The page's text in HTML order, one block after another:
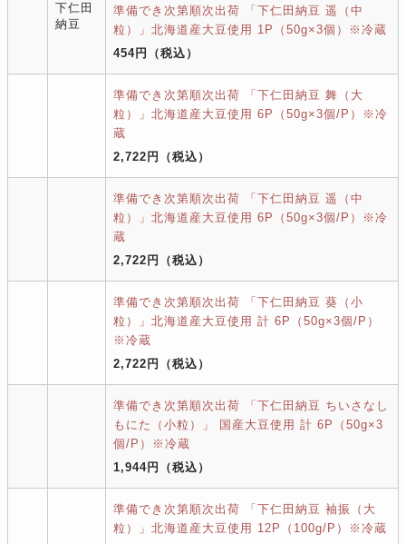
下仁田
納豆
準備でき次第順次出荷 「下仁田納豆 遥（中
粒）」北海道産大豆使用 1P（50g×3個）※冷蔵
454円
（税込）
準備でき次第順次出荷 「下仁田納豆 舞（大
粒）」北海道産大豆使用 6P（50g×3個/P）※冷
蔵
2,722円
（税込）
準備でき次第順次出荷 「下仁田納豆 遥（中
粒）」北海道産大豆使用 6P（50g×3個/P）※冷
蔵
2,722円
（税込）
準備でき次第順次出荷 「下仁田納豆 葵（小
粒）」北海道産大豆使用 計 6P（50g×3個/P）
※冷蔵
2,722円
（税込）
準備でき次第順次出荷 「下仁田納豆 ちいさなし
もにた（小粒）」 国産大豆使用 計 6P（50g×3
個/P）※冷蔵
1,944円
（税込）
準備でき次第順次出荷 「下仁田納豆 袖振（大
粒）」北海道産大豆使用 12P（100g/P）※冷蔵